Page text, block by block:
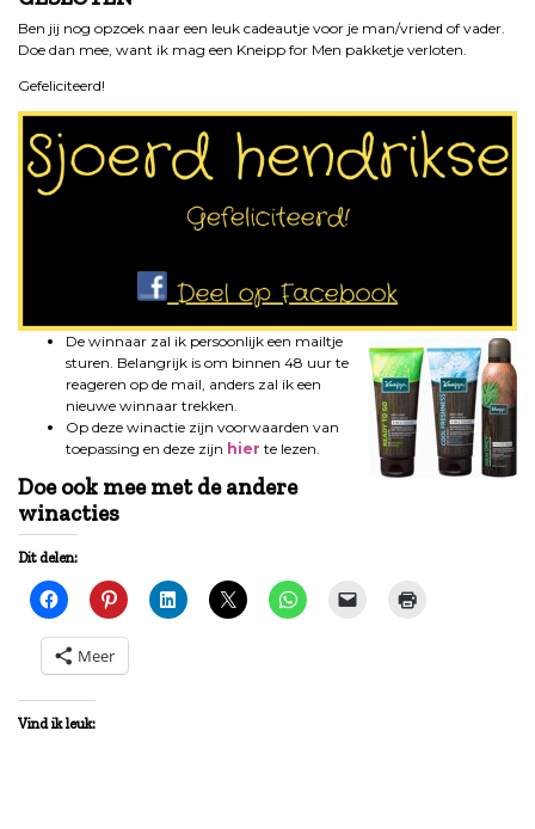
Ben jij nog opzoek naar een leuk cadeautje voor je man/vriend of vader.
Doe dan mee, want ik mag een Kneipp for Men pakketje verloten.
Gefeliciteerd!
De winnaar zal ik persoonlijk een mailtje
sturen. Belangrijk is om binnen 48 uur te
reageren op de mail, anders zal ik een
nieuwe winnaar trekken.
Op deze winactie zijn voorwaarden van
toepassing en deze zijn hier te lezen.
Doe ook mee met de andere
winacties
Dit delen:
Meer
Vind ik leuk: